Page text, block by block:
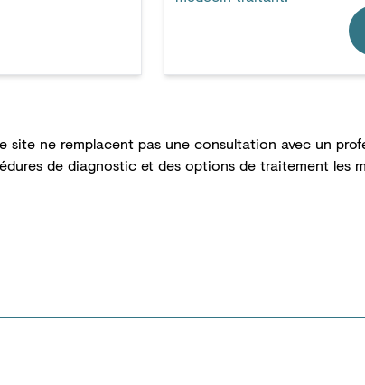
ne remplacent pas une consultation avec un
de diagnostic et des options de traitement les